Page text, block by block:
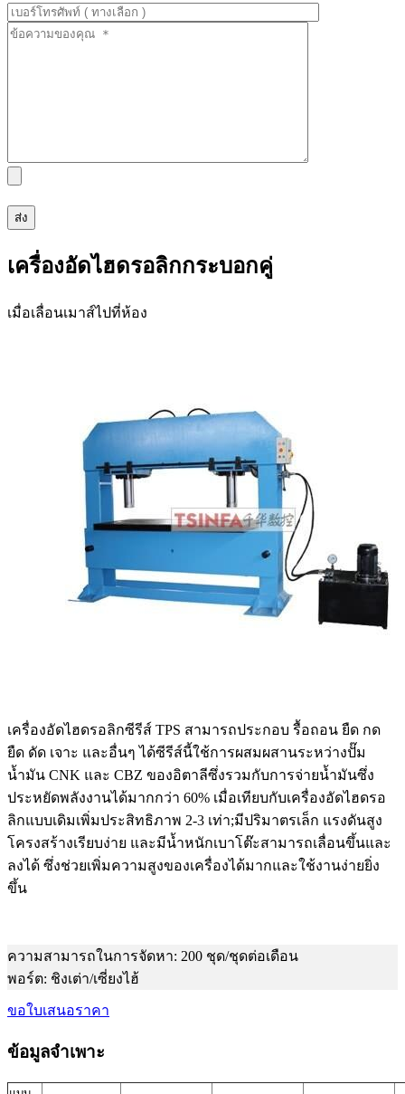
เครื่องอัดไฮดรอลิกกระบอกคู่
เมื่อเลื่อนเมาส์ไปที่ห้อง
เครื่องอัดไฮดรอลิกซีรีส์ TPS สามารถประกอบ รื้อถอน ยืด กด
ยืด ดัด เจาะ และอื่นๆ ได้ซีรีส์นี้ใช้การผสมผสานระหว่างปั๊ม
น้ำมัน CNK และ CBZ ของอิตาลีซึ่งรวมกับการจ่ายน้ำมันซึ่ง
ประหยัดพลังงานได้มากกว่า 60% เมื่อเทียบกับเครื่องอัดไฮดรอ
ลิกแบบเดิมเพิ่มประสิทธิภาพ 2-3 เท่า;มีปริมาตรเล็ก แรงดันสูง
โครงสร้างเรียบง่าย และมีน้ำหนักเบาโต๊ะสามารถเลื่อนขึ้นและ
ลงได้ ซึ่งช่วยเพิ่มความสูงของเครื่องได้มากและใช้งานง่ายยิ่ง
ขึ้น
ความสามารถในการจัดหา: 200 ชุด/ชุดต่อเดือน
พอร์ต: ชิงเต่า/เซี่ยงไฮ้
ขอใบเสนอราคา
ข้อมูลจำเพาะ